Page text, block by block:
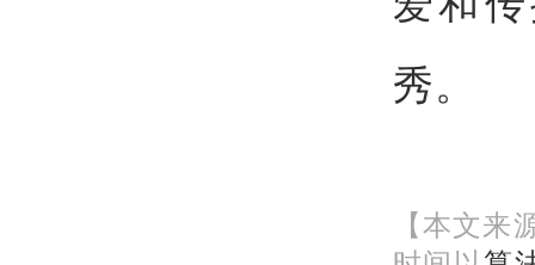
秀。
【本文